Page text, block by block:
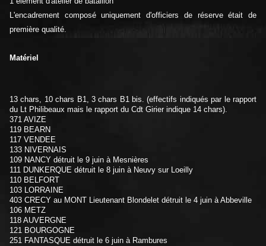
L'encadrement composé uniquement d'officiers de réserve était de
première qualité.
Matériel
13 chars, 10 chars B1, 3 chars B1 bis. (effectifs indiqués par le rapport
du Lt Philibeaux mais le rapport du Cdt Girier indique 14 chars).
371 AVIZE
119 BEARN
117 VENDEE
133 NIVERNAIS
109 NANCY détruit le 9 juin à Mesnières
111 DUNKERQUE détruit le 8 juin à Neuvy sur Loeilly
110 BELFORT
103 LORRAINE
403 CRECY au MONT Lieutenant Blondelet détruit le 4 juin à Abbeville
106 METZ
118 AUVERGNE
121 BOURGOGNE
251 FANTASQUE détruit le 6 juin à Rambures